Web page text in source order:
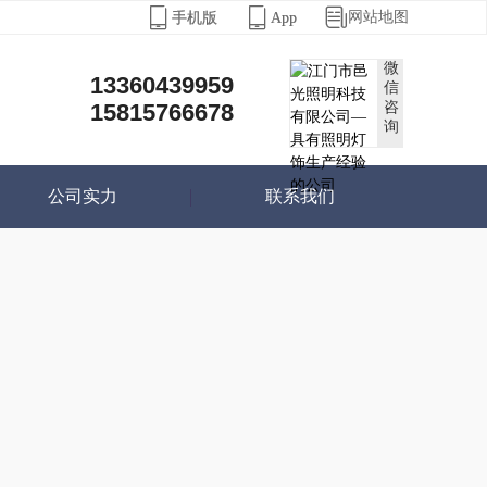
 手机版  App  网站地图
微
信
咨
询
13360439959
15815766678
公司实力 联系我们